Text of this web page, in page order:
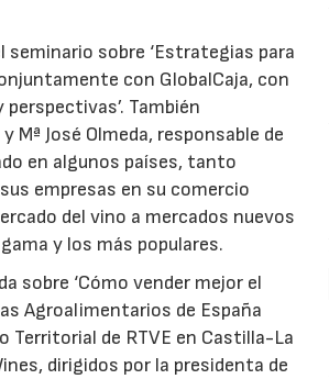
seminario sobre ‘Estrategias para
con GlobalCaja, con
También
José Olmeda, responsable de
en algunos países, tanto
empresas en su comercio
del vino a mercados nuevos
y los más populares.
sobre ‘Cómo vender mejor el
Agroalimentarios de España
Territorial de RTVE en Castilla-La
dirigidos por la presidenta de